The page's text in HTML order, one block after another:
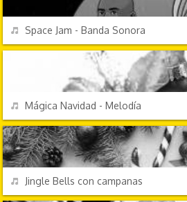
REPRODUCIR
Space Jam - Banda Sonora
REPRODUCIR
Mágica Navidad - Melodía
REPRODUCIR
Jingle Bells con campanas